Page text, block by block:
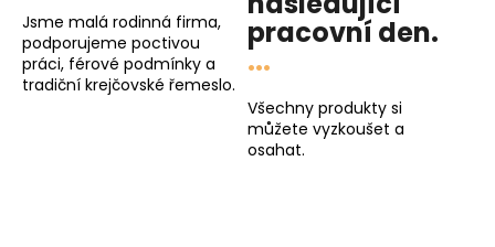
Jsme malá rodinná firma,
podporujeme poctivou
práci, férové podmínky a
tradiční krejčovské řemeslo.
pracovní den.
...
Všechny produkty si
můžete vyzkoušet a
osahat.